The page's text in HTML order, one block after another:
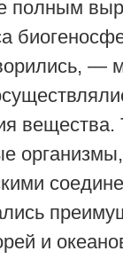
полным
—
вещества.
и